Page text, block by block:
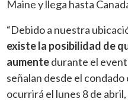
Maine y llega hasta
“Debido a nuestra
existe la posibilidad de
aumentedurante el
señalan desde el condado
ocurrirá el lunes 8 de